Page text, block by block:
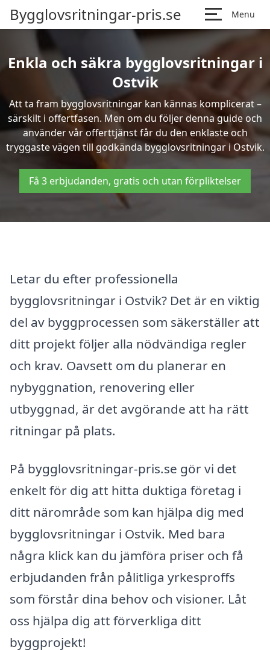
Bygglovsritningar-pris.se Menu
Enkla och säkra bygglovsritningar i
Ostvik
Att ta fram bygglovsritningar kan kännas komplicerat –
särskilt i offertfasen. Men om du följer denna guide och
använder vår offerttjänst får du den enklaste och
tryggaste vägen till godkända bygglovsritningar i Ostvik.
Få 3 erbjudanden, gratis och utan förpliktelser
Letar du efter professionella
bygglovsritningar i Ostvik? Det är en viktig
del av byggprocessen som säkerställer att
ditt projekt följer alla nödvändiga regler
och krav. Oavsett om du planerar en
nybyggnation, renovering eller
utbyggnad, är det avgörande att ha rätt
ritningar på plats.
På bygglovsritningar-pris.se gör vi det
enkelt för dig att hitta duktiga företag i
ditt närområde som kan hjälpa dig med
bygglovsritningar i Ostvik. Med bara
några klick kan du jämföra priser och få
erbjudanden från pålitliga yrkesproffs
som förstår dina behov och visioner. Låt
oss hjälpa dig att förverkliga ditt
byggprojekt!